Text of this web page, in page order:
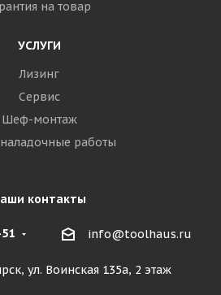
на товар
УСЛУГИ
Лизинг
Сервис
Шеф-монтаж
работы
контакты
info@toolhaus.ru
ул. Воинская 135а, 2 этаж